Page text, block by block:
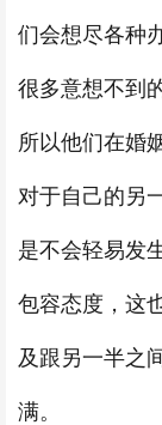
们会想尽各种
很多意想不到
所以他们在婚
对于自己的另
是不会轻易发
包容态度，这
及跟另一半之
满。